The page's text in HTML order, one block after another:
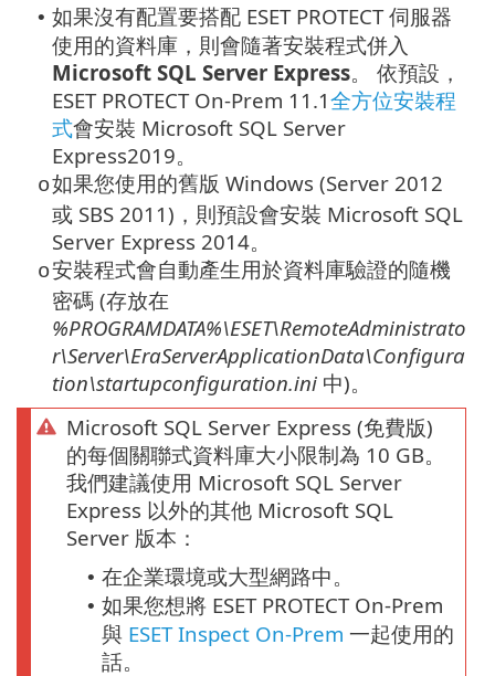
• 如果沒有配置要搭配 ESET PROTECT 伺服器
使用的資料庫，則會隨著安裝程式併入
Microsoft SQL Server Express。 依預設，
ESET PROTECT On-Prem 11.1全方位安裝程
式會安裝 Microsoft SQL Server
Express2019。
o如果您使用的舊版 Windows (Server 2012
或 SBS 2011)，則預設會安裝 Microsoft SQL
Server Express 2014。
o安裝程式會自動產生用於資料庫驗證的隨機
密碼 (存放在
%PROGRAMDATA%\ESET\RemoteAdministrato
r\Server\EraServerApplicationData\Configura
tion\startupconfiguration.ini 中)。
Microsoft SQL Server Express (免費版)
的每個關聯式資料庫大小限制為 10 GB。
我們建議使用 Microsoft SQL Server
Express 以外的其他 Microsoft SQL
Server 版本：
• 在企業環境或大型網路中。
• 如果您想將 ESET PROTECT On-Prem
與 ESET Inspect On-Prem 一起使用的
話。